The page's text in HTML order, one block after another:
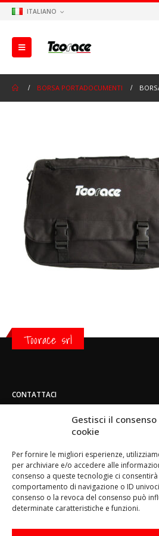
Gestisci il consenso
cookie
Per fornire le migliori esperienze,
per archiviare e/o accedere alle
consenso a queste tecnologie ci
comportamento di navigazione o ID
consenso o la revoca del consenso può
determinate caratteristiche e funzioni.
ITALIANO
BORSA PORTADOCUMENTI
Toorace srl
CONTATTACI
Strada di San Mauro 236/B - 10156 -
(+39) 011.800.49.59
Email:
info@toorace.it
Orario di lavoro: